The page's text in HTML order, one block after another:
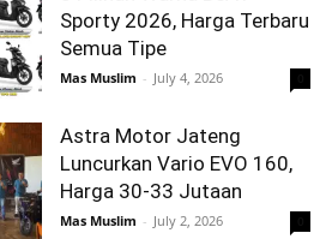
Sporty 2026, Harga Terbaru
Semua Tipe
Mas Muslim - July 4, 2026
Astra Motor Jateng
Luncurkan Vario EVO 160,
Harga 30-33 Jutaan
Mas Muslim - July 2, 2026